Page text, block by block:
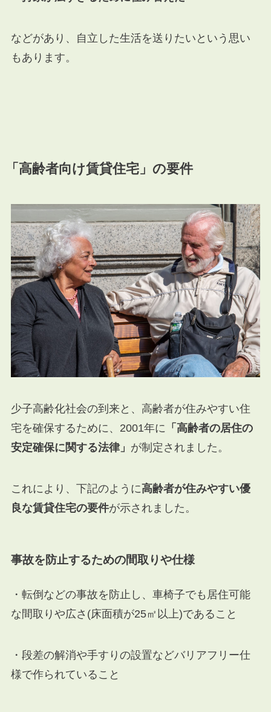
などがあり、自立した生活を送りたいという思い
もあります。
「高齢者向け賃貸住宅」の要件
少子高齢化社会の到来と、高齢者が住みやすい住
宅を確保するために、2001年に 「高齢者の居住の
安定確保に関する法律」 が制定されました。
これにより、下記のように高齢者が住みやすい優
良な賃貸住宅の要件が示されました。
事故を防止するための間取りや仕様
・転倒などの事故を防止し、車椅子でも居住可能
な間取りや広さ(床面積が25㎡以上)であること
・段差の解消や手すりの設置などバリアフリー仕
様で作られていること